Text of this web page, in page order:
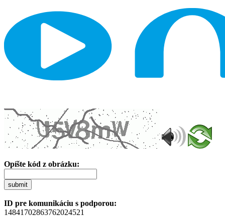
Opíšte kód z obrázku:
submit
ID pre komunikáciu s podporou:
14841702863762024521